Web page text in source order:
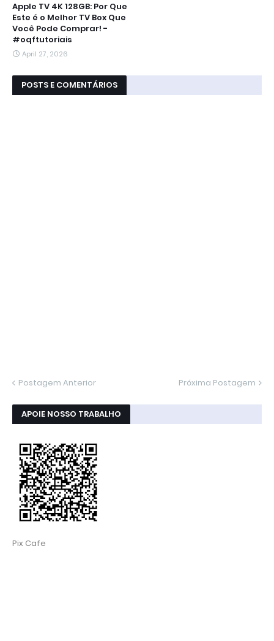
Apple TV 4K 128GB: Por Que
Este é o Melhor TV Box Que
Você Pode Comprar! -
#oqftutoriais
April 27, 2026
POSTS E COMENTÁRIOS
Postagem Anterior Próxima Postagem
APOIE NOSSO TRABALHO
Pix Cafe